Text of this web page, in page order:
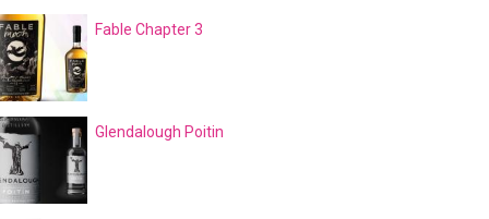
Fable Chapter 3
Glendalough Poitin